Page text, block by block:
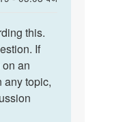
this.
If
an
any topic,